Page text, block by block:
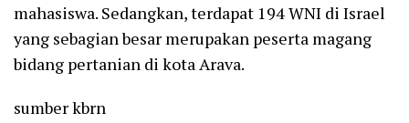
mahasiswa. Sedangkan, terdapat 194 WNI di Israel
yang sebagian besar merupakan peserta magang
bidang pertanian di kota Arava.
sumber kbrn